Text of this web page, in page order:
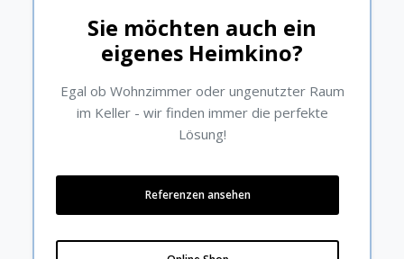
Sie möchten auch ein
eigenes Heimkino?
Egal ob Wohnzimmer oder ungenutzter Raum
im Keller - wir finden immer die perfekte
Lösung!
Referenzen ansehen